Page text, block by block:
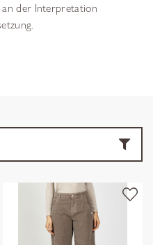
an der Interpretation